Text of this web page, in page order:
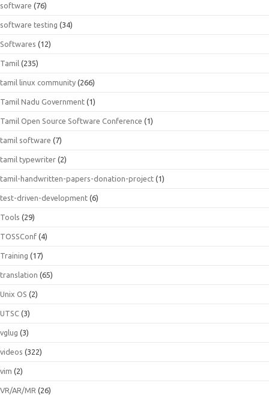
software (76)
software testing (34)
Softwares (12)
Tamil (235)
tamil linux community (266)
Tamil Nadu Government (1)
Tamil Open Source Software Conference (1)
tamil software (7)
tamil typewriter (2)
tamil-handwritten-papers-donation-project (1)
test-driven-development (6)
Tools (29)
TOSSConf (4)
Training (17)
translation (65)
Unix OS (2)
UTSC (3)
vglug (3)
videos (322)
vim (2)
VR/AR/MR (26)